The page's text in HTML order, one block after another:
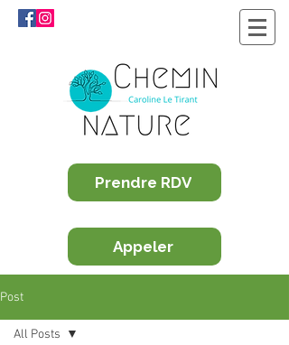
Prendre RDV
Appeler
Post
All Posts